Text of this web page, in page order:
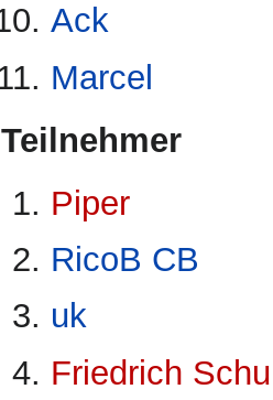
Ack
Marcel
Teilnehmer
Piper
RicoB CB
uk
Friedrich